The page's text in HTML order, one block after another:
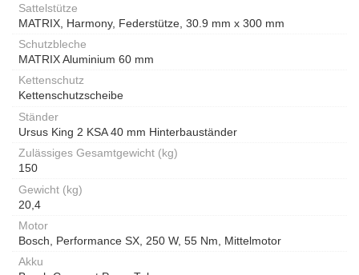
Sattelstütze
MATRIX, Harmony, Federstütze, 30.9 mm x 300 mm
Schutzbleche
MATRIX Aluminium 60 mm
Kettenschutz
Kettenschutzscheibe
Ständer
Ursus King 2 KSA 40 mm Hinterbauständer
Zulässiges Gesamtgewicht (kg)
150
Gewicht (kg)
20,4
Motor
Bosch, Performance SX, 250 W, 55 Nm, Mittelmotor
Akku